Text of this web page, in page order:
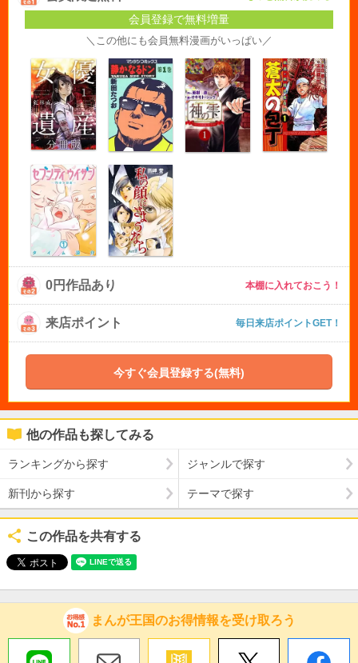
会員登録で無料増量
＼この他にも会員無料漫画がいっぱい／
0円作品あり 本棚に入れておこう！
来店ポイント 毎日来店ポイントGET！
今すぐ会員登録する(無料)
他の作品も探してみる
ランキングから探す ジャンルで探す
新刊から探す テーマで探す
この作品を共有する
まんが王国のお得情報を受け取ろう